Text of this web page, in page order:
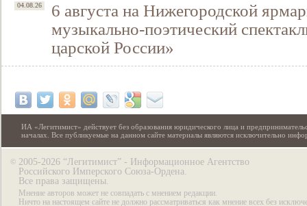
04.08.26
6 августа на Нижегородской
музыкально-поэтический
царской России»
ИА «Легитимист» действует без образования юридического лица и
началах. Все публикуемые на данном сайте материалы являются исключительно
© 2005-2026 “Легитимист” - Информационное Агентство
Российского Имперского Союза-Ордена.
Все права защищены.
Мнение авторов может не совпадать с мнением редакции.
Ничто на настоящем сайте не должно рассматриваться как мнение всех без